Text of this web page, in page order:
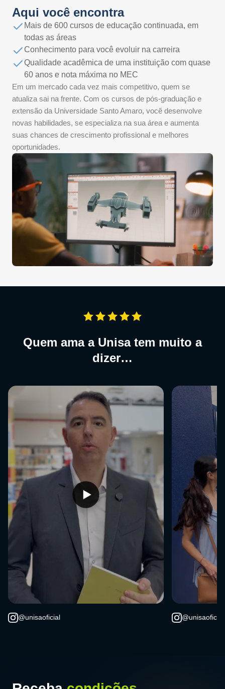
Aqui você encontra
Mais de 600 cursos de educação continuada, em
todas as áreas
Conhecimento para você evoluir na carreira
Qualidade acadêmica de uma instituição com quase
60 anos e nota máxima no MEC
Em um mercado cada vez mais competitivo, quem se
atualiza sai na frente. Com os cursos de pós-graduação e
extensão da Universidade Santo Amaro, você desenvolve
novas habilidades, se especializa na sua área e aumenta
suas chances de crescimento profissional e melhores
oportunidades.
Quem ama a Unisa tem muito a
dizer…
@unisaoficial @unisaoficial